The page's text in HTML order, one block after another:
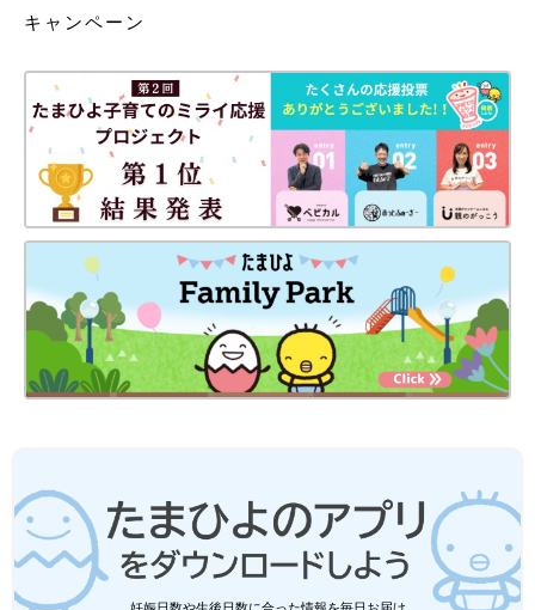
キャンペーン
妊娠日数や生後日数に合った情報を毎日お届け